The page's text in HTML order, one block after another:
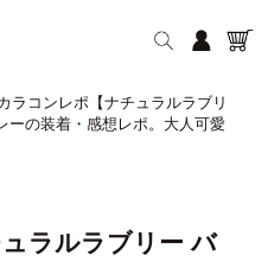
ラコンレポ【ナチュラルラブリ
ーの装着・感想レポ。大人可愛
ラルラブリー バ